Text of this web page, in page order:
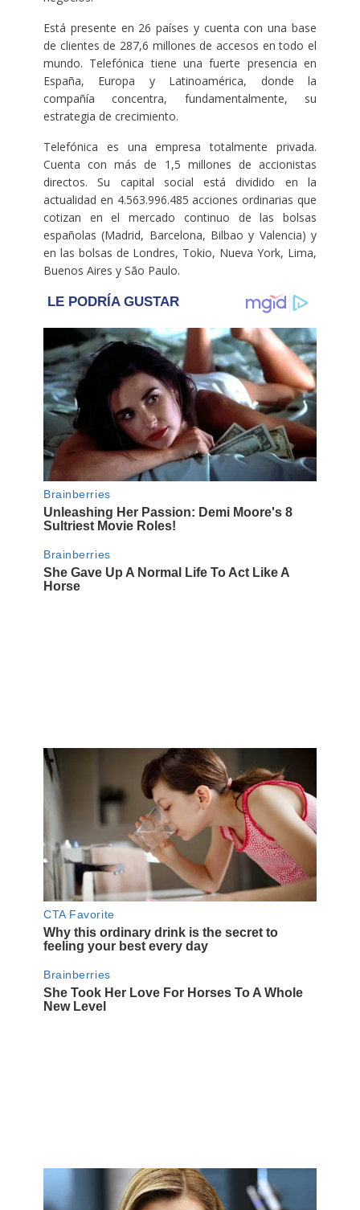
Está presente en 26 países y cuenta con una base
de clientes de 287,6 millones de accesos en todo el
mundo. Telefónica tiene una fuerte presencia en
España, Europa y Latinoamérica, donde la
compañía concentra, fundamentalmente, su
estrategia de crecimiento.
Telefónica es una empresa totalmente privada.
Cuenta con más de 1,5 millones de accionistas
directos. Su capital social está dividido en la
actualidad en 4.563.996.485 acciones ordinarias que
cotizan en el mercado continuo de las bolsas
españolas (Madrid, Barcelona, Bilbao y Valencia) y
en las bolsas de Londres, Tokio, Nueva York, Lima,
Buenos Aires y São Paulo.